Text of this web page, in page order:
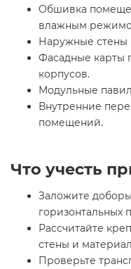
Обшивка
влажным
Наружные стены
Фасадные карты
корпусов.
Модульные
Внутренние
помещений.
Что учесть
Заложите
горизонтальных
Рассчитайте
стены и
Проверьте